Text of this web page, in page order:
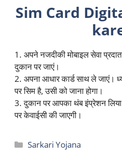
Sim Card
1. अपने नजदीकी मोबाइल सेवा
दुकान पर जाएं।
2. अपना आधार कार्ड साथ ले जाएं।
पर सिम है, उसी को जाना होगा।
3. दुकान पर आपका थंब इंप्रेशन
पर केवाईसी की जाएगी।
Categories
Sarkari Yojana